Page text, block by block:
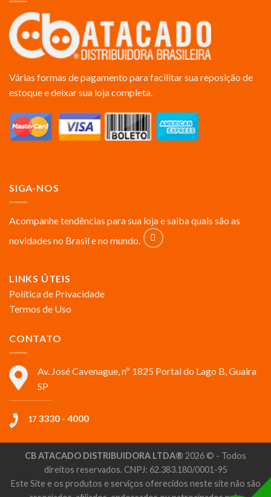
Várias formas de pagamento para facilitar sua reposição de
estoque e deixar sua loja completa.
SIGA-NOS
Acompanhe tendências para sua loja e saiba quais são as
novidades no Brasil e no mundo.
LINKS ÚTEIS
Política de Privacidade
Termos de Uso
CONTATO
Av. José Cavenague, nº 1825 Portal do Lago B, Guaira
SP
17 3330 - 4000
CB ATACADO DISTRIBUIDORA LTDA® 2026 © - Todos
direitos reservados. CNPJ: 62.383.180/0001-95
Este Site e os produtos e serviços oferecidos neste site não são